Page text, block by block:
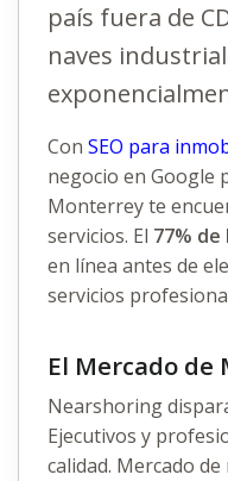
país fuera de
naves
Con SEO para
negocio en Google
Monterrey te
servicios. El 77%
en línea antes de
servicios
El Mercado
Nearshoring
Ejecutivos y
calidad. Mercado